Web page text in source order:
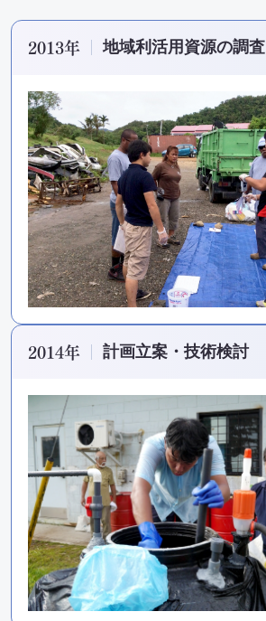
環境認証審査サービス
Mission
お知らせ
セミナー・イベント
会社概要
業務連携
2013年 地域利活用資源の調査
2014年 計画立案・技術検討